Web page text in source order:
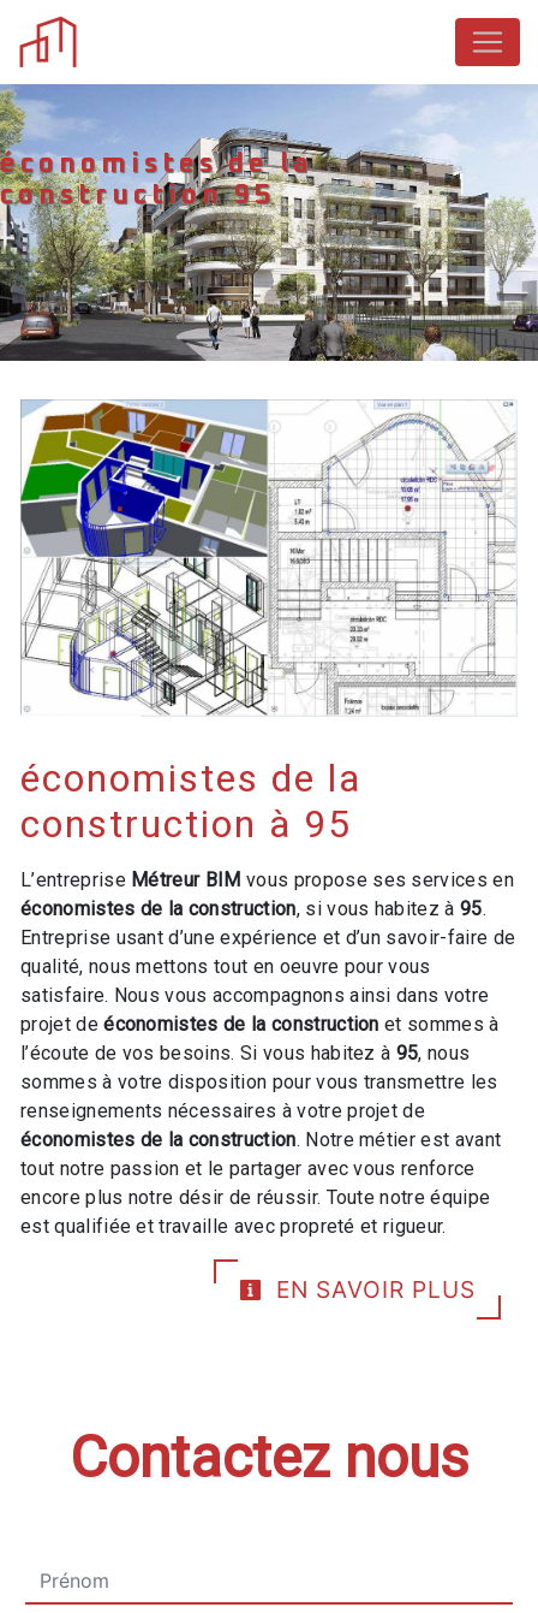
économistes de la
construction 95
économistes de la
construction à 95
L’entreprise Métreur BIM vous propose ses services en
économistes de la construction, si vous habitez à95.
Entreprise usant d’une expérience et d’un savoir-faire de
qualité, nous mettons tout en oeuvre pour vous
satisfaire. Nous vous accompagnons ainsi dans votre
projet deéconomistes de la construction et sommes à
l’écoute de vos besoins. Si vous habitez à 95, nous
sommes à votre disposition pour vous transmettre les
renseignements nécessaires à votre projet de
économistes de la construction. Notre métier est avant
tout notre passion et le partager avec vous renforce
encore plus notre désir de réussir. Toute notre équipe
est qualifiée et travaille avec propreté et rigueur.
EN SAVOIR PLUS
Contactez nous
Panneau de gestion des cookies